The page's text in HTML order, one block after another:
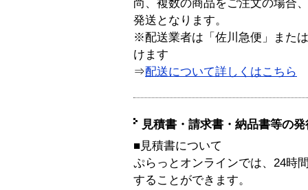
尚、複数の商品をご注文の場合
発送となります。
※配送業者は「佐川急便」また
けます
⇒配送について詳しくはこちら
見積書・請求書・納品書等の
■見積書について
ぷらっとオンラインでは、24時
することができます。